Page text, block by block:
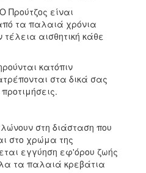
Προύτζος είναι
τα παλαιά χρόνια
αισθητική κάθε
κατόπιν
στα δικά σας
στη διάσταση που
στο χρώμα της
εγγύηση εφ'όρου ζωής
τα παλαιά κρεβάτια